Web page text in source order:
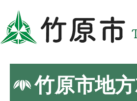
竹原市地